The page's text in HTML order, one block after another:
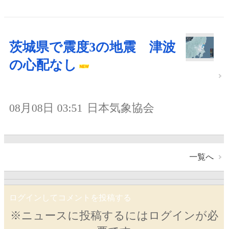
茨城県で震度3の地震 津波
の心配なし
08月08日 03:51 日本気象協会
一覧へ
ログインしてコメントを投稿する
※ニュースに投稿するにはログインが必